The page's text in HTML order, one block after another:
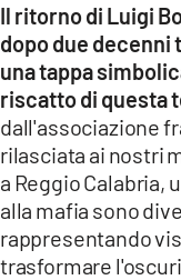
ANDROID
APPLE
Il ritorno di Luigi
dopo due
una tappa
riscatto di questa
dall'associazione
rilasciata ai nostri
a Reggio Calabria,
alla mafia sono
rappresentando
trasformare